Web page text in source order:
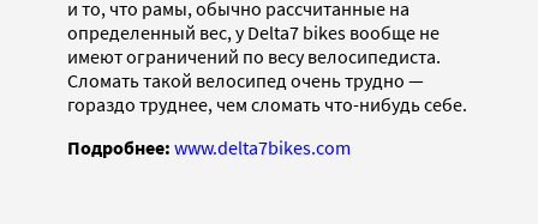
и то, что рамы, обычно рассчитанные на
определенный вес, у Delta7 bikes вообще не
имеют ограничений по весу велосипедиста.
Сломать такой велосипед очень трудно —
гораздо труднее, чем сломать что-нибудь себе.
Подробнее: www.delta7bikes.com